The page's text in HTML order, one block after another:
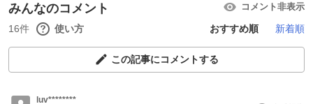
みんなのコメント コメント非表示
16件 使い方 おすすめ順 新着順
この記事にコメントする
luv********